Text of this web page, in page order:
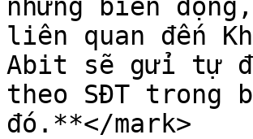
những biến
liên quan đến
Abit sẽ gửi tự
theo SĐT trong
đó.**</mark>